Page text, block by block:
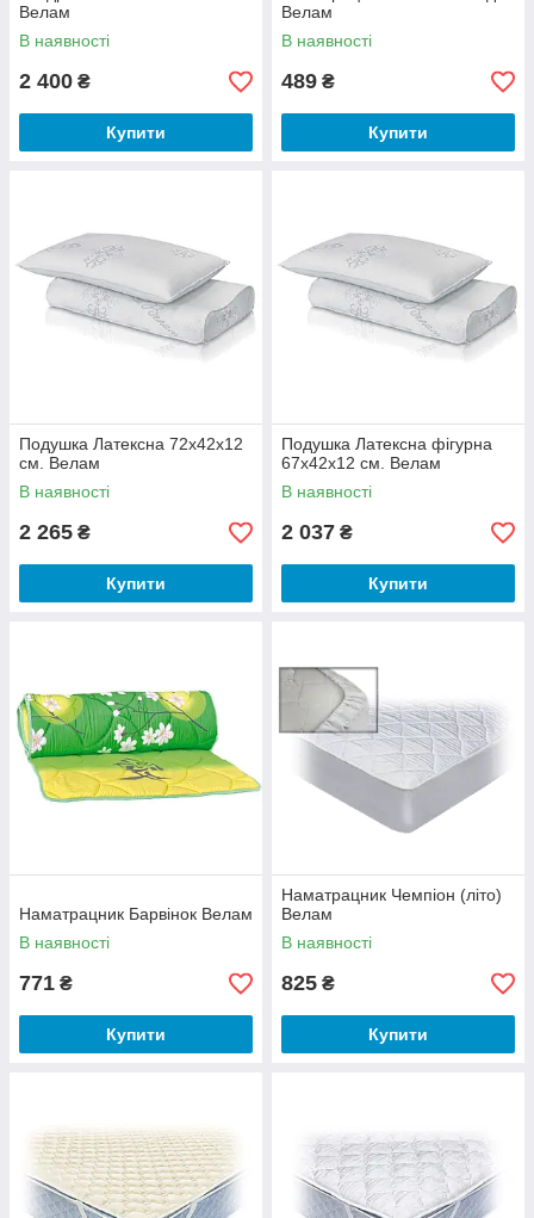
Велам
В наявності
2 400 ₴
Купити
Велам
В наявності
489 ₴
Купити
Подушка Латексна 72х42х12
см. Велам
В наявності
2 265 ₴
Купити
Подушка Латексна фігурна
67х42х12 см. Велам
В наявності
2 037 ₴
Купити
Наматрацник Барвінок Велам
В наявності
771 ₴
Купити
Наматрацник Чемпіон (літо)
Велам
В наявності
825 ₴
Купити